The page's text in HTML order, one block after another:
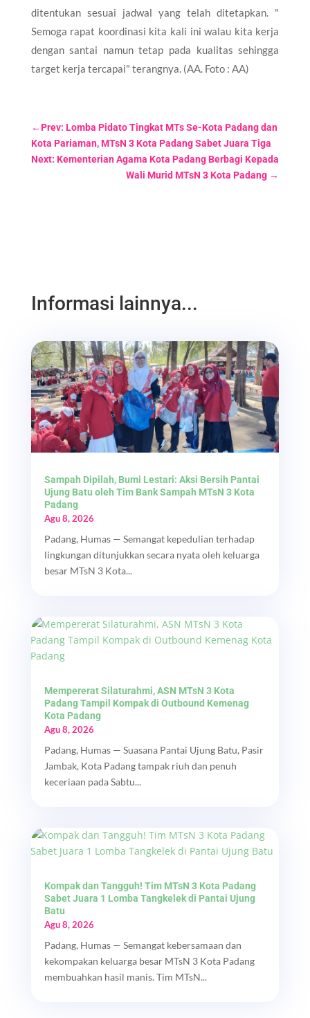
ditentukan sesuai jadwal yang telah ditetapkan. "
Semoga rapat koordinasi kita kali ini walau kita kerja
dengan santai namun tetap pada kualitas sehingga
target kerja tercapai" terangnya. (AA. Foto : AA)
←Prev: Lomba Pidato Tingkat MTs Se-Kota Padang dan
Kota Pariaman, MTsN 3 Kota Padang Sabet Juara Tiga
Next: Kementerian Agama Kota Padang Berbagi Kepada
Wali Murid MTsN 3 Kota Padang →
Informasi lainnya...
Sampah Dipilah, Bumi Lestari: Aksi Bersih Pantai
Ujung Batu oleh Tim Bank Sampah MTsN 3 Kota
Padang
Agu 8, 2026
Padang, Humas — Semangat kepedulian terhadap
lingkungan ditunjukkan secara nyata oleh keluarga
besar MTsN 3 Kota...
Mempererat Silaturahmi, ASN MTsN 3 Kota
Padang Tampil Kompak di Outbound Kemenag
Kota Padang
Agu 8, 2026
Padang, Humas — Suasana Pantai Ujung Batu, Pasir
Jambak, Kota Padang tampak riuh dan penuh
keceriaan pada Sabtu...
Kompak dan Tangguh! Tim MTsN 3 Kota Padang
Sabet Juara 1 Lomba Tangkelek di Pantai Ujung
Batu
Agu 8, 2026
Padang, Humas — Semangat kebersamaan dan
kekompakan keluarga besar MTsN 3 Kota Padang
membuahkan hasil manis. Tim MTsN...